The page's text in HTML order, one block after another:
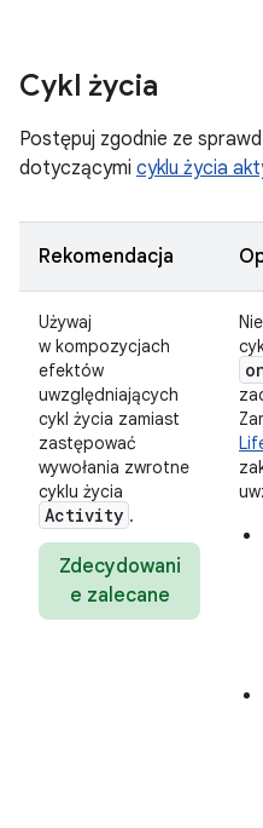
Cykl życia
Postępuj zgodnie ze
dotyczącymi cyklu życia
Rekomendacja
Używaj
w kompozycjach
efektów
uwzględniających
cykl życia zamiast
zastępować
wywołania zwrotne
cyklu życia
Activity .
Zdecydowani
e zalecane